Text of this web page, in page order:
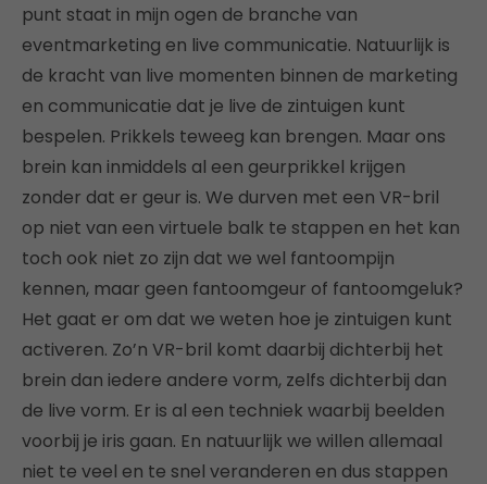
punt staat in mijn ogen de branche van
eventmarketing en live communicatie. Natuurlijk is
de kracht van live momenten binnen de marketing
en communicatie dat je live de zintuigen kunt
bespelen. Prikkels teweeg kan brengen. Maar ons
brein kan inmiddels al een geurprikkel krijgen
zonder dat er geur is. We durven met een VR-bril
op niet van een virtuele balk te stappen en het kan
toch ook niet zo zijn dat we wel fantoompijn
kennen, maar geen fantoomgeur of fantoomgeluk?
Het gaat er om dat we weten hoe je zintuigen kunt
activeren. Zo’n VR-bril komt daarbij dichterbij het
brein dan iedere andere vorm, zelfs dichterbij dan
de live vorm. Er is al een techniek waarbij beelden
voorbij je iris gaan. En natuurlijk we willen allemaal
niet te veel en te snel veranderen en dus stappen